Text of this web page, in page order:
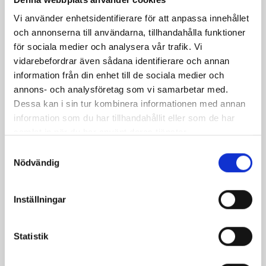
Vi använder enhetsidentifierare för att anpassa innehållet
och annonserna till användarna, tillhandahålla funktioner
för sociala medier och analysera vår trafik. Vi
vidarebefordrar även sådana identifierare och annan
information från din enhet till de sociala medier och
annons- och analysföretag som vi samarbetar med.
Dessa kan i sin tur kombinera informationen med annan
information som du har tillhandahållit eller som de har
Nödvändig
Inställningar
Statistik
på
Facebook
på
Twitter
på
Pinterest
via
e-
post
ut
Bäst i test: Norrmejeriers laktosfria
mjölk